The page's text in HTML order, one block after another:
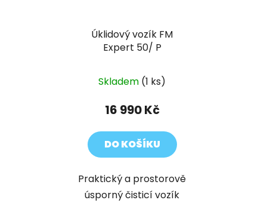
Úklidový vozík FM
Expert 50/ P
Skladem (1 ks)
16 990 Kč
DO KOŠÍKU
Praktický a prostorově
úsporný čisticí vozík